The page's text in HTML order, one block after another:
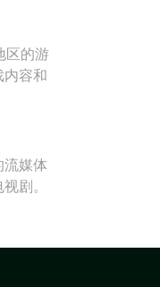
区的游
容和
媒体
剧。